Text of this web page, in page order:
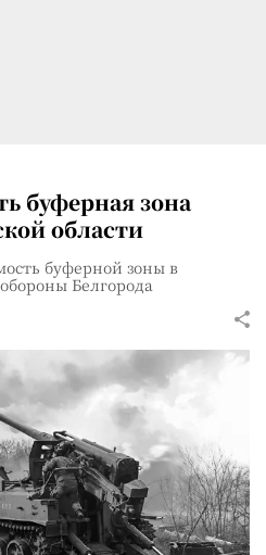
буферная зона
области
буферной зоны в
Белгорода